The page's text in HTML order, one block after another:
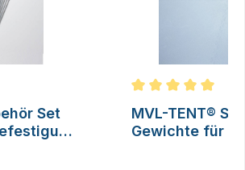
von 5 von 5 Sternen
Set
Durchschnittliche
MVL-TENT®
Gewichte für